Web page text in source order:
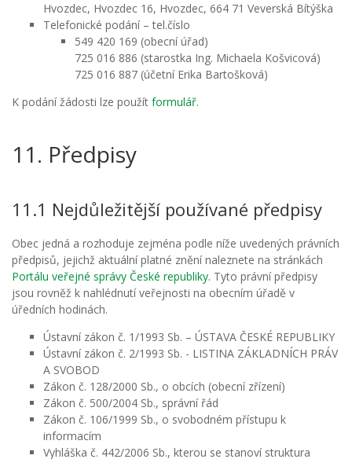
Hvozdec, Hvozdec 16, Hvozdec, 664 71 Veverská Bítýška
Telefonické podání – tel.číslo
549 420 169 (obecní úřad)
725 016 886 (starostka Ing. Michaela Košvicová)
725 016 887 (účetní Erika Bartošková)
K podání žádosti lze použít formulář.
11. Předpisy
11.1 Nejdůležitější používané předpisy
Obec jedná a rozhoduje zejména podle níže uvedených právních
předpisů, jejichž aktuální platné znění naleznete na stránkách
Portálu veřejné správy České republiky. Tyto právní předpisy
jsou rovněž k nahlédnutí veřejnosti na obecním úřadě v
úředních hodinách.
Ústavní zákon č. 1/1993 Sb. – ÚSTAVA ČESKÉ REPUBLIKY
Ústavní zákon č. 2/1993 Sb. - LISTINA ZÁKLADNÍCH PRÁV
A SVOBOD
Zákon č. 128/2000 Sb., o obcích (obecní zřízení)
Zákon č. 500/2004 Sb., správní řád
Zákon č. 106/1999 Sb., o svobodném přístupu k
informacím
Vyhláška č. 442/2006 Sb., kterou se stanoví struktura